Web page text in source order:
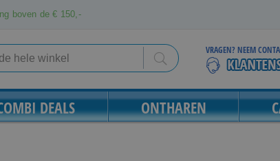
boven de € 150,-
VRAGEN? NEEM
DEALS ONTHAREN